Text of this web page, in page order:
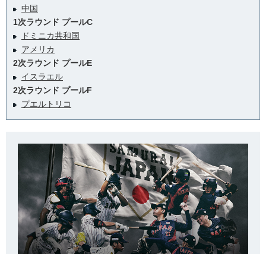
中国
1次ラウンド プールC
ドミニカ共和国
アメリカ
2次ラウンド プールE
イスラエル
2次ラウンド プールF
プエルトリコ